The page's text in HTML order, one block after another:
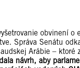
obvinení o
Správa Senátu
Arábie – ktoré
návrh, aby